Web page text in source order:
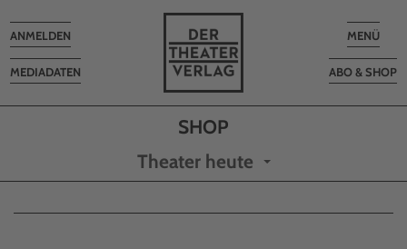
Toggle
MENÜ
ABO & SHOP
MEDIADATEN
Toggle
navigation
ANMELDEN
Theater heute